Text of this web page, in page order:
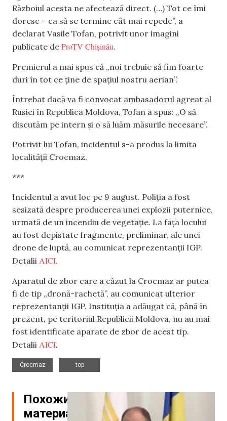
Războiul acesta ne afectează direct. (…) Tot ce îmi
doresc – ca să se termine cât mai repede”, a
declarat Vasile Tofan, potrivit unor imagini
publicate de ProTV Chișinău.
Premierul a mai spus că „noi trebuie să fim foarte
duri în tot ce ține de spațiul nostru aerian”.
Întrebat dacă va fi convocat ambasadorul agreat al
Rusiei în Republica Moldova, Tofan a spus: „O să
discutăm pe intern și o să luăm măsurile necesare”.
Potrivit lui Tofan, incidentul s-a produs la limita
localității Crocmaz.
***
Incidentul a avut loc pe 9 august. Poliția a fost
sesizată despre producerea unei explozii puternice,
urmată de un incendiu de vegetație. La fața locului
au fost depistate fragmente, preliminar, ale unei
drone de luptă, au comunicat reprezentanții IGP.
Detalii AICI.
Aparatul de zbor care a căzut la Crocmaz ar putea
fi de tip „dronă-rachetă”, au comunicat ulterior
reprezentanții IGP. Instituția a adăugat că, până în
prezent, pe teritoriul Republicii Moldova, nu au mai
fost identificate aparate de zbor de acest tip.
Detalii AICI.
Crocmaz
top
Похожие
материалы